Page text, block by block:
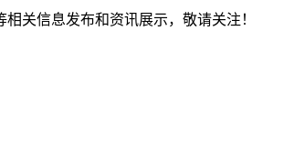
关信息发布和资讯展示，敬请关注！